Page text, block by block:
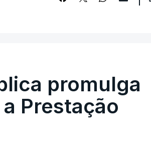
promulga
Prestação